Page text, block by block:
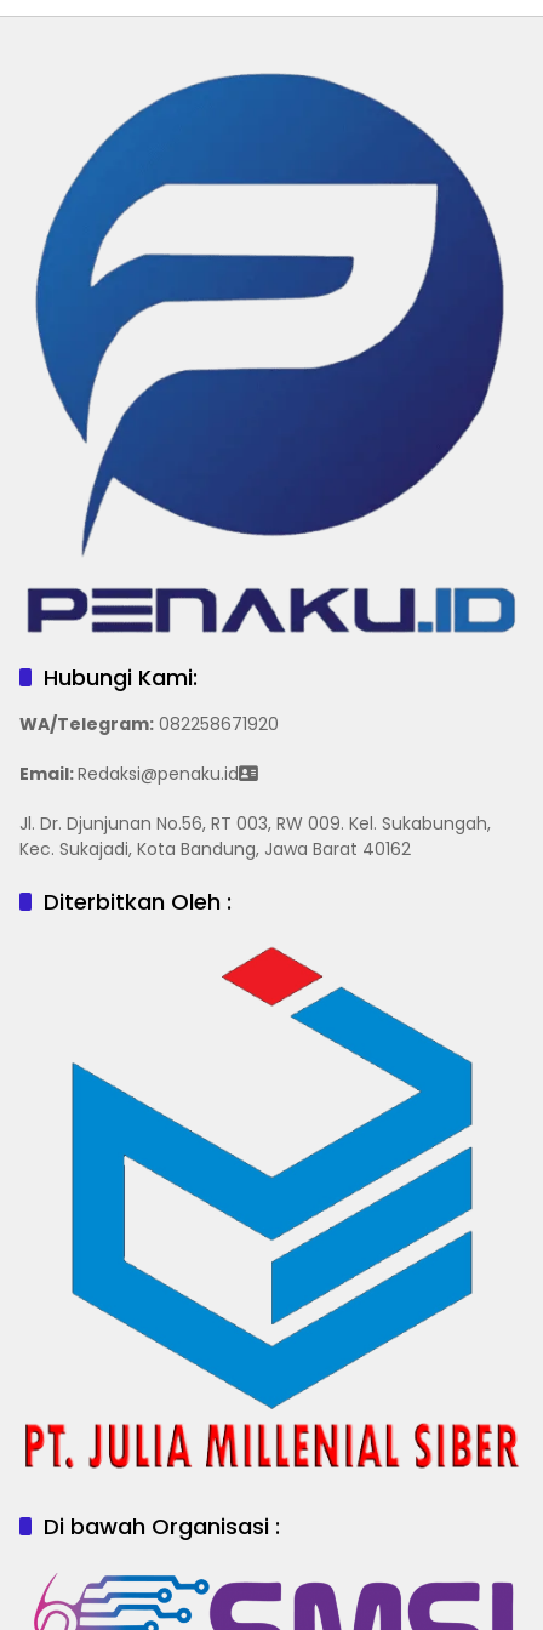
Hubungi Kami:
WA/Telegram: 082258671920
Email:Redaksi@penaku.id
Jl. Dr. Djunjunan No.56, RT 003, RW 009. Kel. Sukabungah,
Kec. Sukajadi, Kota Bandung, Jawa Barat 40162
Diterbitkan Oleh :
Di bawah Organisasi :